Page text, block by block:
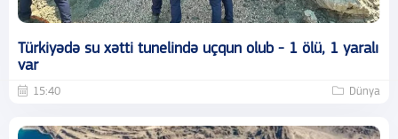
Türkiyədə su xətti tunelində uçqun olub - 1 ölü, 1 yaralı
var
15:40 Dünya